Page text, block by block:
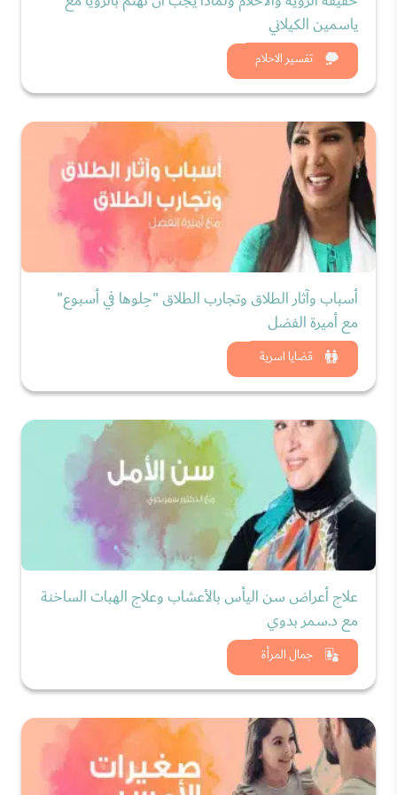
تفسير الاحلام
ياسمين الكيلاني
شاهد الان
قضايا اسرية
أسباب وآثار الطلاق وتجارب الطلاق "حِلوها في أسبوع"
مع أميرة الفضل
شاهد الان
جمال المرأة
علاج أعراض سن اليأس بالأعشاب وعلاج الهبات الساخنة
مع د.سمر بدوي
شاهد الان